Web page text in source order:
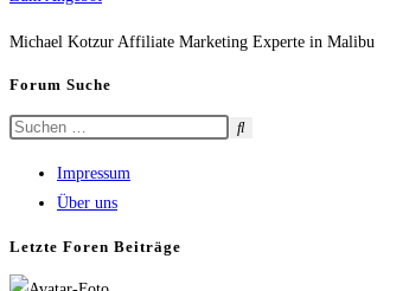
Michael Kotzur Affiliate Marketing Experte in Malibu
Forum Suche
Impressum
Über uns
Letzte Foren Beiträge